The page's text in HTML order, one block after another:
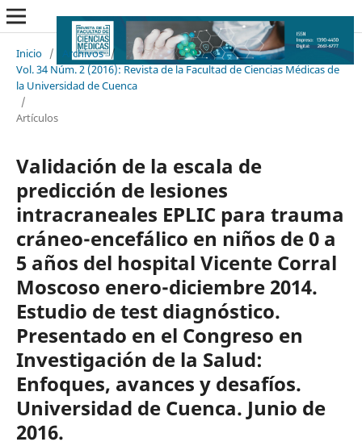
Inicio / Archivos /
Vol. 34 Núm. 2 (2016): Revista de la Facultad de Ciencias Médicas de
la Universidad de Cuenca
/
Artículos
Validación de la escala de
predicción de lesiones
intracraneales EPLIC para trauma
cráneo-encefálico en niños de 0 a
5 años del hospital Vicente Corral
Moscoso enero-diciembre 2014.
Estudio de test diagnóstico.
Presentado en el Congreso en
Investigación de la Salud:
Enfoques, avances y desafíos.
Universidad de Cuenca. Junio de
2016.